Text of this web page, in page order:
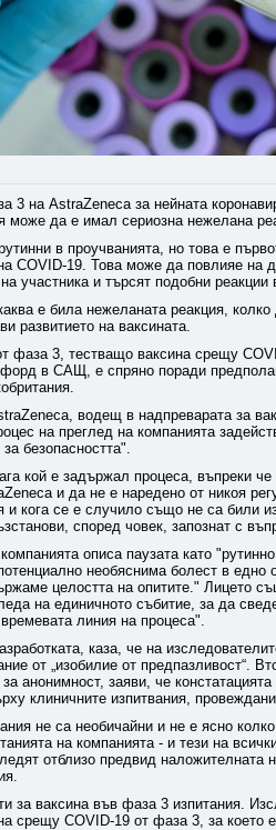
3 на AstraZeneca за нейната
може да е имал сериозна нежелана
в проучванията, но това е
COVID-19. Това може да повлияе на
участника и търсят подобни реакции
е била нежеланата реакция,
развитието на ваксината.
фаза 3, тестващо ваксина срещу
в САЩ, е спряно поради
водещ в надпреварата за
на преглед на компанията
безопасността".
кой е задържал процеса, въпреки
и да не е наредено от никоя
и кога се е случило също не са били
според човек, запознат с
описа паузата като
необяснима болест в едно
целостта на опитите." Лицето
на единичното събитие, за да
линия на процеса".
каза, че на
от „изобилие от предпазливост“.
анонимност, заяви, че
клиничните изпитвания,
не са необичайни и не е ясно
на компанията - и тези на
отблизо предвид наложителната
за ваксина във фаза 3 изпитания.
срещу COVID-19 от фаза 3, за което